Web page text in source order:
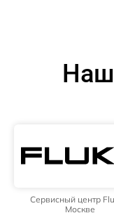
Сервисный центр
Москве